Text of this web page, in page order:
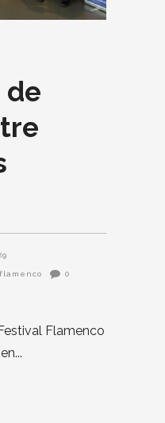
de
0
Flamenco